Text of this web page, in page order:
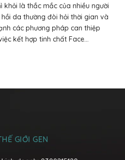
khỏi là thắc mắc của nhiều người
da thường đòi hỏi thời gian và
các phương pháp can thiệp
kết hợp tinh chất Face...
GIỚI GEN